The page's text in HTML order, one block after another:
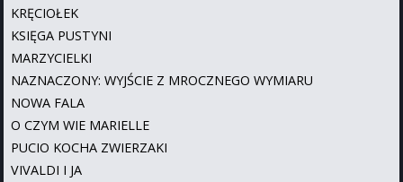
KRĘCIOŁEK
KSIĘGA PUSTYNI
MARZYCIELKI
NAZNACZONY: WYJŚCIE Z MROCZNEGO WYMIARU
NOWA FALA
O CZYM WIE MARIELLE
PUCIO KOCHA ZWIERZAKI
VIVALDI I JA